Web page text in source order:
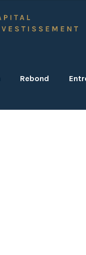
Rebond